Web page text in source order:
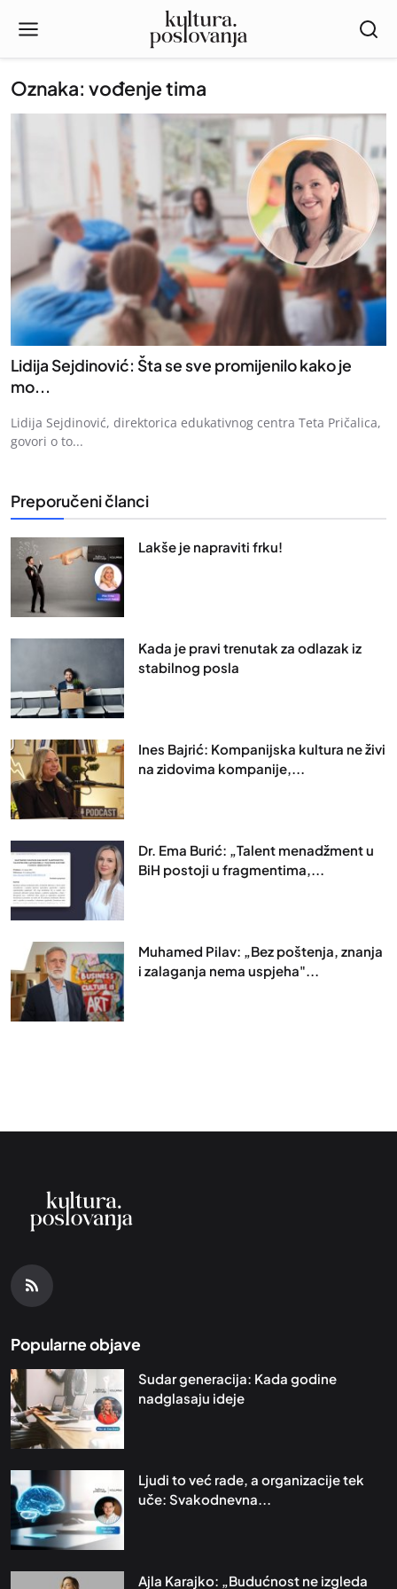
Oznaka: vođenje tima
Lidija Sejdinović: Šta se sve promijenilo kako je
mo...
Lidija Sejdinović, direktorica edukativnog centra Teta Pričalica,
govori o to...
Preporučeni članci
Lakše je napraviti frku!
Kada je pravi trenutak za odlazak iz
stabilnog posla
Ines Bajrić: Kompanijska kultura ne živi
na zidovima kompanije,...
Dr. Ema Burić: „Talent menadžment u
BiH postoji u fragmentima,...
Muhamed Pilav: „Bez poštenja, znanja
i zalaganja nema uspjeha"...
Popularne objave
Sudar generacija: Kada godine
nadglasaju ideje
Ljudi to već rade, a organizacije tek
uče: Svakodnevna...
Ajla Karajko: „Budućnost ne izgleda